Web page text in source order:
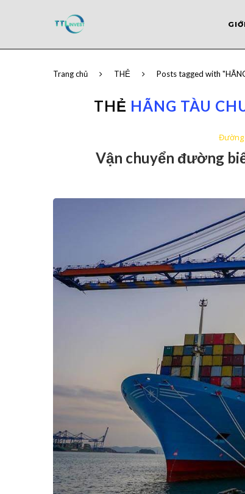
Trang chủ THẺ Posts tagged with
THẺ HÃNG TÀU
Đường
Vận chuyển đường